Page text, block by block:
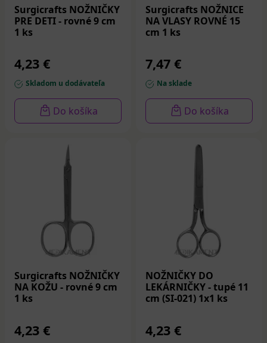
Surgicrafts NOŽNIČKY
PRE DETI - rovné 9 cm
1 ks
4,23 €
Skladom u dodávateľa
Do košíka
Surgicrafts NOŽNICE
NA VLASY ROVNÉ 15
cm 1 ks
7,47 €
Na sklade
Do košíka
Surgicrafts NOŽNIČKY
NA KOŽU - rovné 9 cm
1 ks
4,23 €
NOŽNIČKY DO
LEKÁRNIČKY - tupé 11
cm (SI-021) 1x1 ks
4,23 €